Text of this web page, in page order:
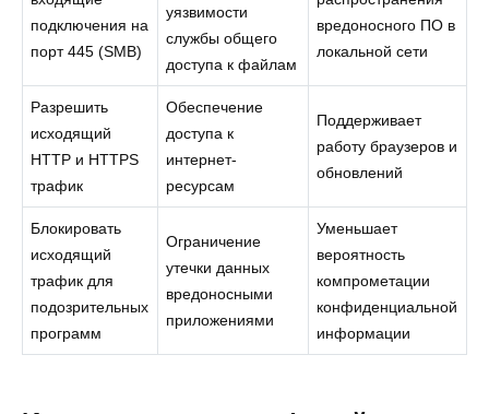
подключения на
порт 445 (SMB)
уязвимости
службы общего
доступа к файлам
вредоносного ПО в
локальной сети
Разрешить
исходящий
HTTP и HTTPS
трафик
Обеспечение
доступа к
интернет-
ресурсам
Поддерживает
работу браузеров и
обновлений
Блокировать
исходящий
трафик для
подозрительных
программ
Ограничение
утечки данных
вредоносными
приложениями
Уменьшает
вероятность
компрометации
конфиденциальной
информации